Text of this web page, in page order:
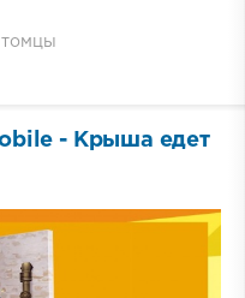
- Крыша едет